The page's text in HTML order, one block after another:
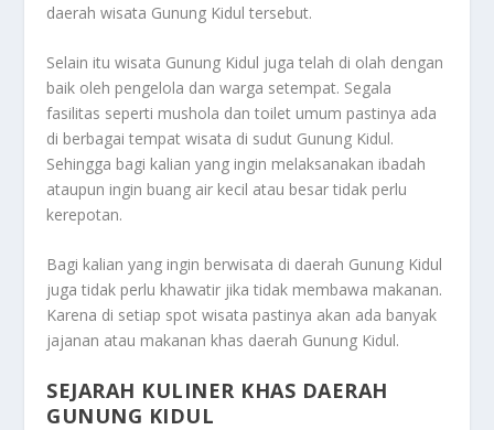
daerah wisata Gunung Kidul tersebut.
Selain itu wisata Gunung Kidul juga telah di olah dengan
baik oleh pengelola dan warga setempat. Segala
fasilitas seperti mushola dan toilet umum pastinya ada
di berbagai tempat wisata di sudut Gunung Kidul.
Sehingga bagi kalian yang ingin melaksanakan ibadah
ataupun ingin buang air kecil atau besar tidak perlu
kerepotan.
Bagi kalian yang ingin berwisata di daerah Gunung Kidul
juga tidak perlu khawatir jika tidak membawa makanan.
Karena di setiap spot wisata pastinya akan ada banyak
jajanan atau makanan khas daerah Gunung Kidul.
SEJARAH KULINER KHAS DAERAH
GUNUNG KIDUL